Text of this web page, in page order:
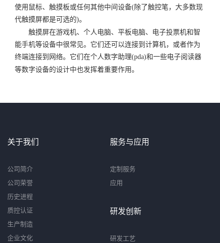
使用鼠标、触摸板或任何其他中间设备(除了触控笔，大多数现
代触摸屏都是可选的)。
触摸屏在游戏机、个人电脑、平板电脑、电子投票机和智
能手机等设备中很常见。它们还可以连接到计算机，或者作为
终端连接到网络。它们在个人数字助理(pda)和一些电子阅读器
等数字设备的设计中也发挥着重要作用。
关于我们
公司简介
公司荣誉
历史进程
质控认证
生产制造
企业文化
服务与应用
定制服务
应用
研发创新
研发工艺